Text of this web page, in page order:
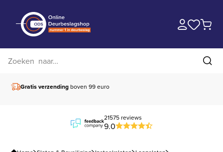
Gratis verzendingboven 99 euro
21575 reviews
9.0